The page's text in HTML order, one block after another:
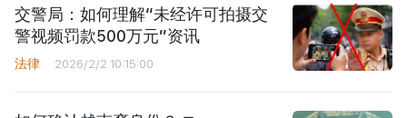
交警局：如何理解“未经许可拍摄交
警视频罚款500万元”资讯
法律 2026/2/2 10:15:00